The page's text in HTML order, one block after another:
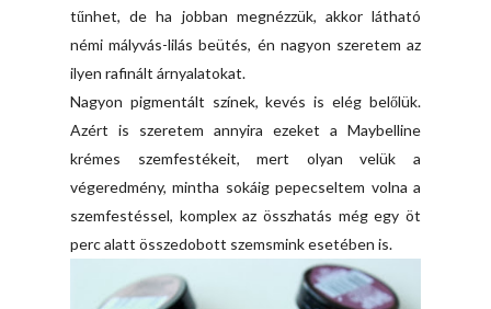
tűnhet, de ha jobban megnézzük, akkor látható
némi mályvás-lilás beütés, én nagyon szeretem az
ilyen rafinált árnyalatokat.
Nagyon pigmentált színek, kevés is elég belőlük.
Azért is szeretem annyira ezeket a Maybelline
krémes szemfestékeit, mert olyan velük a
végeredmény, mintha sokáig pepecseltem volna a
szemfestéssel, komplex az összhatás még egy öt
perc alatt összedobott szemsmink esetében is.